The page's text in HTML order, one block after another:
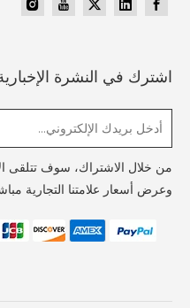
اشترك في النشرة
من خلال الاشتراك، سوف تتلقى
وعرض أسعار علامتنا التجارية